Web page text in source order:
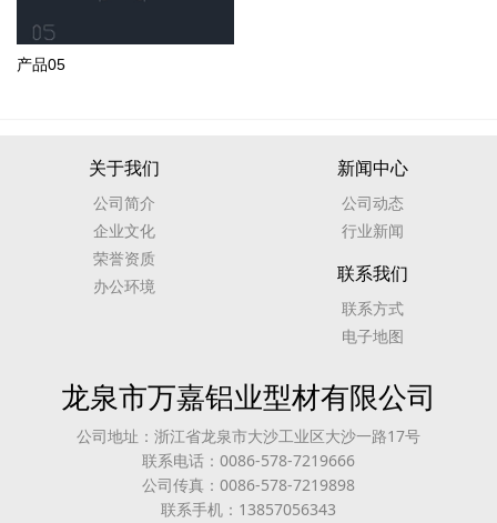
产品05
关于我们
公司简介
企业文化
荣誉资质
办公环境
新闻中心
公司动态
行业新闻
联系我们
联系方式
电子地图
龙泉市万嘉铝业型材有限公司
公司地址：浙江省龙泉市大沙工业区大沙一路17号
联系电话：0086-578-7219666
公司传真：0086-578-7219898
联系手机：13857056343